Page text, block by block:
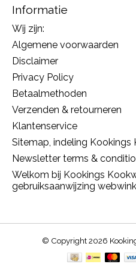
Informatie
Wij zijn:
Algemene voorwaarden
Disclaimer
Privacy Policy
Betaalmethoden
Verzenden & retourneren
Klantenservice
Sitemap, indeling Kookings
Newsletter terms &
Welkom bij Kookings
gebruiksaanwijzing
© Copyright 2026